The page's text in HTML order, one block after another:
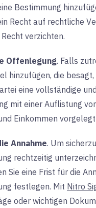
Bestimmung
Recht auf rechtliche
verzichten.
Offenlegung. Falls
hinzufügen, die
eine vollständige
mit einer Auflistung
Einkommen
Annahme. Um
rechtzeitig
Sie eine Frist für die
festlegen. Mit Nitro
oder wichtigen